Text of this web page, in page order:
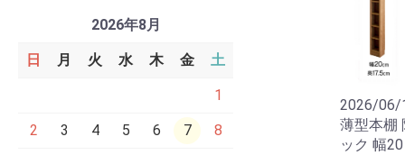
2026年8月
日 月 火 水 木 金 土
1
2 3 4 5 6 7 8
2026/06/
薄型本棚
ック 幅